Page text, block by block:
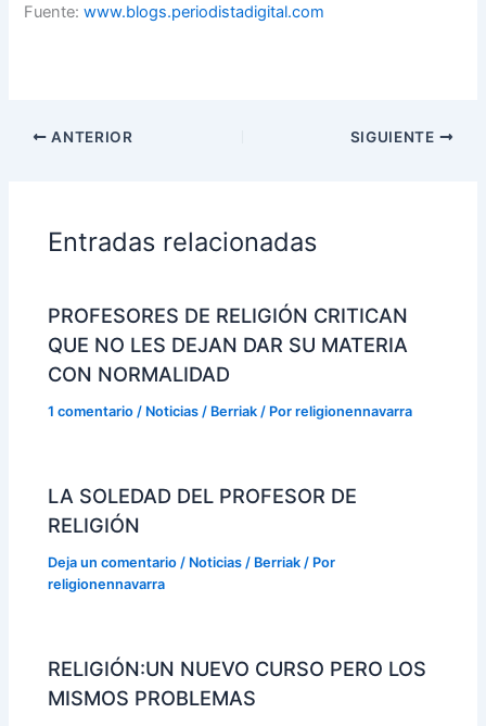
Fuente:www.blogs.periodistadigital.com
ANTERIOR SIGUIENTE
Entradas relacionadas
PROFESORES DE RELIGIÓN CRITICAN
QUE NO LES DEJAN DAR SU MATERIA
CON NORMALIDAD
1 comentario / Noticias / Berriak / Porreligionennavarra
LA SOLEDAD DEL PROFESOR DE
RELIGIÓN
Deja un comentario / Noticias / Berriak / Por
religionennavarra
RELIGIÓN:UN NUEVO CURSO PERO LOS
MISMOS PROBLEMAS